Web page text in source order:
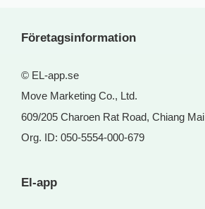
Företagsinformation
© EL-app.se
Move Marketing Co., Ltd.
609/205 Charoen Rat Road, Chiang Mai
Org. ID: 050-5554-000-679
El-app